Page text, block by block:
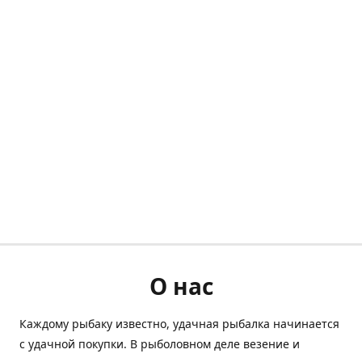
О нас
Каждому рыбаку известно, удачная рыбалка начинается
с удачной покупки. В рыболовном деле везение и